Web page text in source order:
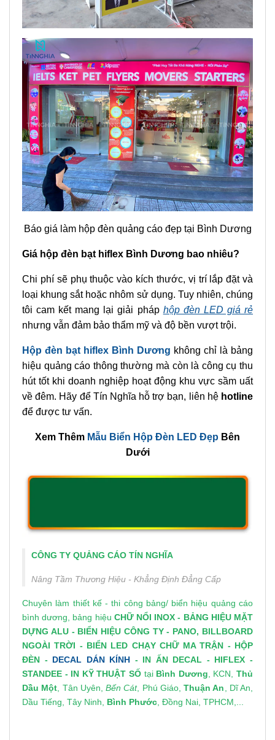
Báo giá làm hộp đèn quảng cáo đẹp tại Bình Dương
Giá hộp đèn bạt hiflex Bình Dương bao nhiêu?
Chi phí sẽ phụ thuộc vào kích thước, vị trí lắp đặt và
loại khung sắt hoặc nhôm sử dụng. Tuy nhiên, chúng
tôi cam kết mang lại giải pháp hộp đèn LED giá rẻ
nhưng vẫn đảm bảo thẩm mỹ và độ bền vượt trội.
Hộp đèn bạt hiflex Bình Dương không chỉ là bảng
hiệu quảng cáo thông thường mà còn là công cụ thu
hút tốt khi doanh nghiệp hoạt động khu vực sầm uất
về đêm. Hãy để Tín Nghĩa hỗ trợ bạn, liên hệ hotline
để được tư vấn.
Xem Thêm Mẫu Biển Hộp Đèn LED Đẹp Bên
Dưới
CÔNG TY QUẢNG CÁO TÍN NGHĨA
Nâng Tầm Thương Hiệu - Khẳng Định Đẳng Cấp
Chuyên làm thiết kế - thi công bảng/ biển hiệu quảng cáo
bình dương , bảng hiệu CHỮ NỔI INOX - BẢNG HIỆU MẶT
DỰNG ALU- BIỂN HIỆU CÔNG TY- PANO, BILLBOARD
NGOÀI TRỜI - BIỂN LED CHẠY CHỮ MA TRẬN - HỘP
ĐÈN - DECAL DÁN KÍNH - IN ẤN DECAL - HIFLEX -
STANDEE - IN KỸ THUẬT SỐ tại Bình Dương , KCN,Thủ
Dầu Một , Tân Uyên,Bến Cát, Phú Giáo,Thuận An , Dĩ An,
Dầu Tiếng, Tây Ninh, Bình Phước , Đồng Nai, TPHCM,...